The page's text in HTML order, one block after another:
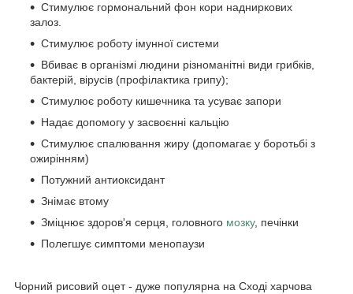
Стимулює гормональний фон кори надниркових
залоз.
Стимулює роботу імунної системи
Вбиває в організмі людини різноманітні види грибків,
бактерій, вірусів (профілактика грипу);
Стимулює роботу кишечника та усуває запори
Надає допомогу у засвоєнні кальцію
Стимулює спалювання жиру (допомагає у боротьбі з
ожирінням)
Потужний антиоксидант
Знімає втому
Зміцнює здоров'я серця, головного мозку, печінки
Полегшує симптоми менопаузи
Чорний рисовий оцет - дуже популярна на Сході харчова